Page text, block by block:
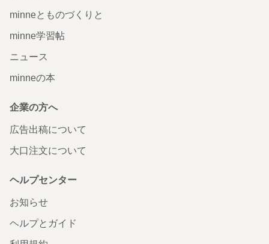
minneとものづくりと
minne学習帖
ニュース
minneの本
企業の方へ
広告出稿について
大口注文について
ヘルプセンター
お知らせ
ヘルプとガイド